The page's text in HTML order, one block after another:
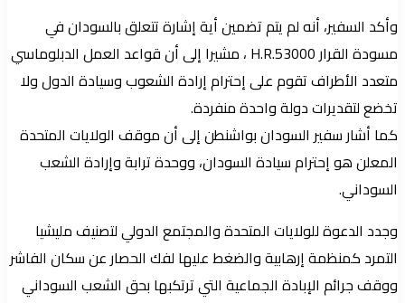
وأكد السفير، أنه لم يتم تضمين أية إشارة تتعلق بالسودان في
مسودة القرار 53000.H.R ، مشيرا إلى أن قواعد العمل الدبلوماسي
متعدد الأطراف تقوم على إحترام إرادة الشعوب وسيادة الدول ولا
تخضع لتقديرات دولة واحدة منفردة.
كما أشار سفير السودان بواشنطن إلى أن موقف الولايات المتحدة
المعلن هو إحترام سيادة السودان، ووحدة ترابة وإرادة الشعب
السوداني.
وجدد الدعوة للولايات المتحدة والمجتمع الدولي لتصنيف مليشيا
التمرد كمنظمة إرهابية والضغط عليها لفك الحصار عن سكان الفاشر
ووقف جرائم الإبادة الجماعية التي ترتكبها بحق الشعب السوداني